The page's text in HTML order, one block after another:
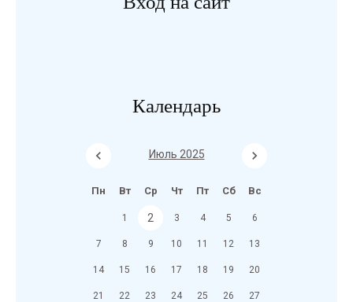
Календарь
Июль 2025
Пн Вт Ср Чт Пт Сб Вс
1 2 3 4 5 6
7 8 9 10 11 12 13
14 15 16 17 18 19 20
21 22 23 24 25 26 27